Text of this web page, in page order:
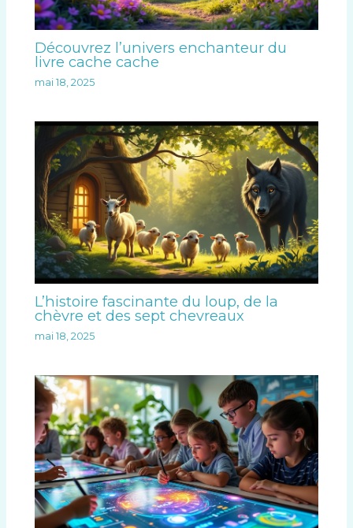
Découvrez l’univers enchanteur du
livre cache cache
mai 18, 2025
L’histoire fascinante du loup, de la
chèvre et des sept chevreaux
mai 18, 2025